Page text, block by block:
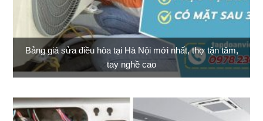
Bảng giá sửa điều hòa tại Hà Nội mới nhất, thợ tận tâm,
tay nghề cao